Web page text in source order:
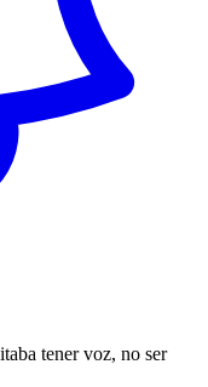
tener voz, no ser